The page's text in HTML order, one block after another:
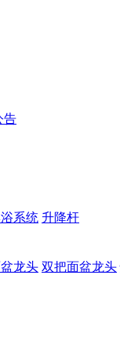
告
系统 升降杆
龙头 双把面盆龙头